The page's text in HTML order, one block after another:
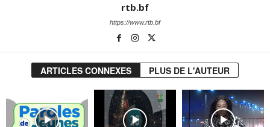
rtb.bf
https://www.rtb.bf
ARTICLES CONNEXES PLUS DE L'AUTEUR